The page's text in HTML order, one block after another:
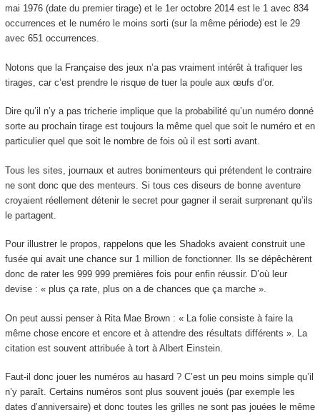
mai 1976 (date du premier tirage) et le 1eroctobre 2014 est le 1 avec 834
occurrences et le numéro le moins sorti (sur la même période) est le 29
avec 651 occurrences.
Notons que la Française des jeux n’a pas vraiment intérêt à trafiquer les
tirages, car c’est prendre le risque de tuer la poule aux œufs d’or.
Dire qu’il n’y a pas tricherie implique que la probabilité qu’un numéro donné
sorte au prochain tirage est toujours la même quel que soit le numéro et en
particulier quel que soit le nombre de fois où il est sorti avant.
Tous les sites, journaux et autres bonimenteurs qui prétendent le contraire
ne sont donc que des menteurs. Si tous ces diseurs de bonne aventure
croyaient réellement détenir le secret pour gagner il serait surprenant qu’ils
le partagent.
Pour illustrer le propos, rappelons que les Shadoks avaient construit une
fusée qui avait une chance sur 1 million de fonctionner. Ils se dépêchèrent
donc de rater les 999 999 premières fois pour enfin réussir. D’où leur
devise : « plus ça rate, plus on a de chances que ça marche ».
On peut aussi penser à Rita Mae Brown : « La folie consiste à faire la
même chose encore et encore et à attendre des résultats différents ». La
citation est souvent attribuée à tort à Albert Einstein.
Faut-il donc jouer les numéros au hasard ? C’est un peu moins simple qu’il
n’y paraît. Certains numéros sont plus souvent joués (par exemple les
dates d’anniversaire) et donc toutes les grilles ne sont pas jouées le même